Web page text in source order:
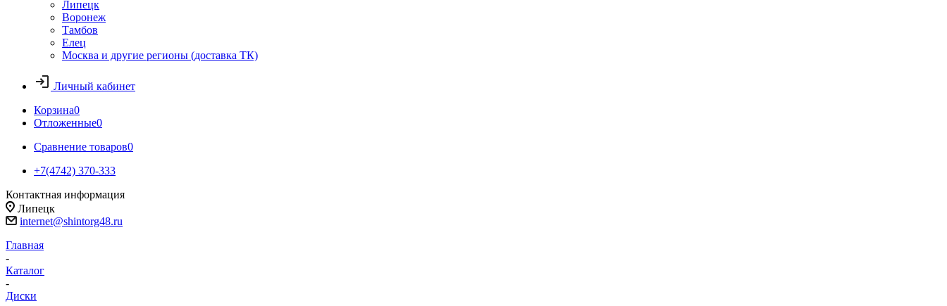
Липецк
Воронеж
Тамбов
Елец
Москва и другие регионы (доставка ТК)
Личный кабинет
Корзина0
Отложенные0
Сравнение товаров0
+7(4742) 370-333
Контактная информация
Липецк
internet@shintorg48.ru
Главная
-
Каталог
-
Диски